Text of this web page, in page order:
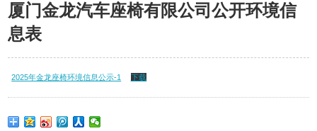
厦门金龙汽车座椅有限公司公开环境信
息表
2025年金龙座椅环境信息公示-1 下载